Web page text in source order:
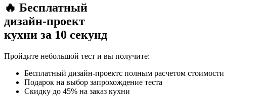
🔥 Бесплатный
дизайн-проект
кухни за 10 секунд
Пройдите небольшой тест и вы получите:
Бесплатный дизайн-проектс полным расчетом стоимости
Подарок на выбор запрохождение теста
Скидку до 45% на заказ кухни